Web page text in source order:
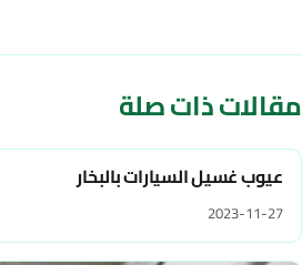
مقالات ذات صلة
عيوب غسيل السيارات بالبخار
2023-11-27